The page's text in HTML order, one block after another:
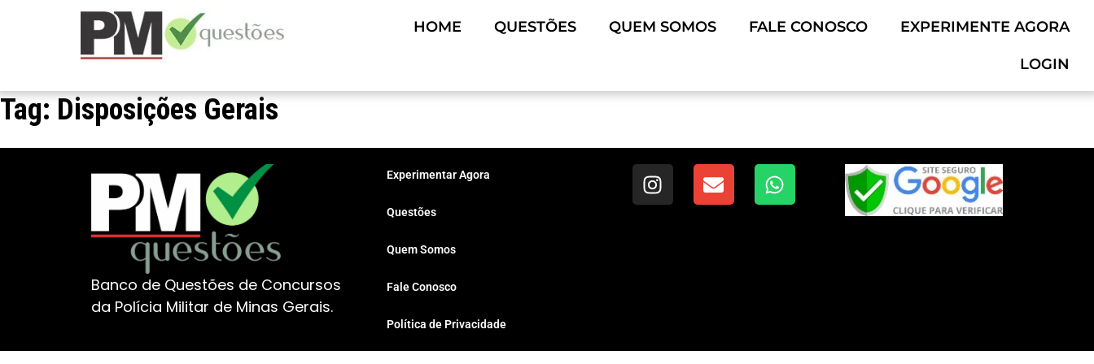
HOME QUESTÕES QUEM SOMOS FALE CONOSCO EXPERIMENTE AGORA
LOGIN
Tag: Disposições Gerais
Banco de Questões de Concursos
da Polícia Militar de Minas Gerais.
Experimentar Agora
Questões
Quem Somos
Fale Conosco
Política de Privacidade